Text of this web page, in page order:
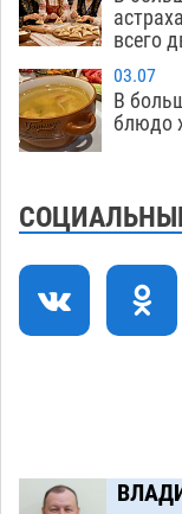
11:22
В
подростка
10:48
10:13 На
09:40
всего
03.07
В
блюдо